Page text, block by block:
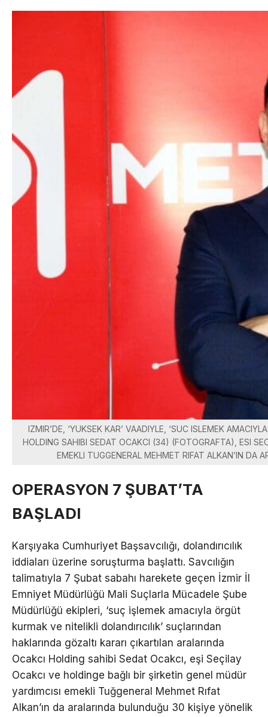
IZMIR’DE, ‘YUKSEK KAR’ VAADIYLE, ‘SUC ISLEMEK
HOLDING SAHIBI SEDAT OCAKCI (34) (FOTOGRAFTA), ESI
EMEKLI TUGGENERAL MEHMET RIFAT ALKAN’IN
OPERASYON 7 ŞUBAT’TA
BAŞLADI
Karşıyaka Cumhuriyet Başsavcılığı, dolandırıcılık
iddiaları üzerine soruşturma başlattı. Savcılığın
talimatıyla 7 Şubat sabahı harekete geçen İzmir İl
Emniyet Müdürlüğü Mali Suçlarla Mücadele Şube
Müdürlüğü ekipleri, ‘suç işlemek amacıyla örgüt
kurmak ve nitelikli dolandırıcılık’ suçlarından
haklarında gözaltı kararı çıkartılan aralarında
Ocakcı Holding sahibi Sedat Ocakcı, eşi Seçilay
Ocakcı ve holdinge bağlı bir şirketin genel müdür
yardımcısı emekli Tuğgeneral Mehmet Rıfat
Alkan’ın da aralarında bulunduğu 30 kişiye yönelik